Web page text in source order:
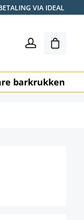
VIA IDEAL
barkrukken